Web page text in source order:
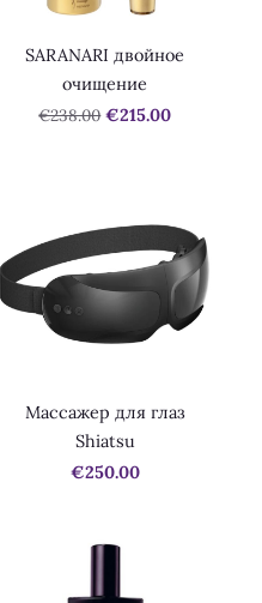
SARANARI двойное
очищение
€238.00 €215.00
Массажер для глаз
Shiatsu
€250.00